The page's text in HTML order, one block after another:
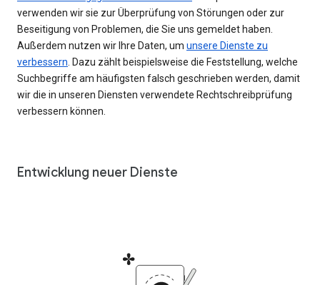
verwenden wir sie zur Überprüfung von Störungen oder zur
Beseitigung von Problemen, die Sie uns gemeldet haben.
Außerdem nutzen wir Ihre Daten, um unsere Dienste zu
verbessern . Dazu zählt beispielsweise die Feststellung, welche
Suchbegriffe am häufigsten falsch geschrieben werden, damit
wir die in unseren Diensten verwendete Rechtschreibprüfung
verbessern können.
Entwicklung neuer Dienste